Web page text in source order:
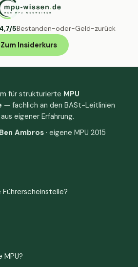
4,7/5Bestanden-oder-Geld-zurück
Zum Insiderkurs
für strukturierte MPU
— fachlich an den BASt-Leitlinien
eigener Erfahrung.
Ben Ambros · eigene MPU 2015
MPU?